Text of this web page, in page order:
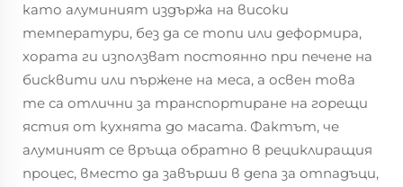
като алуминият издържа на високи
температури, без да се топи или деформира,
хората ги използват постоянно при печене на
бисквити или пържене на меса, а освен това
те са отлични за транспортиране на горещи
ястия от кухнята до масата. Фактът, че
алуминият се връща обратно в рециклиращия
процес, вместо да завърши в депа за отпадъци,